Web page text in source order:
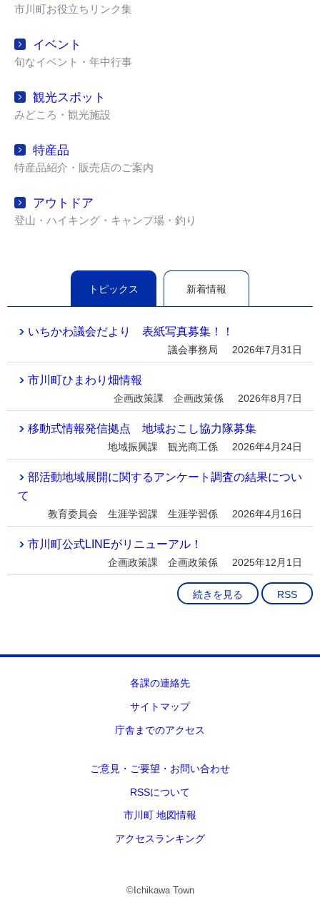
市川町お役立ちリンク集
イベント
旬なイベント・年中行事
観光スポット
みどころ・観光施設
特産品
特産品紹介・販売店のご案内
アウトドア
登山・ハイキング・キャンプ場・釣り
トピックス 新着情報
いちかわ議会だより 表紙写真募集！！
議会事務局 2026年7月31日
市川町ひまわり畑情報
企画政策課 企画政策係 2026年8月7日
移動式情報発信拠点 地域おこし協力隊募集
地域振興課 観光商工係 2026年4月24日
部活動地域展開に関するアンケート調査の結果につい
て
教育委員会 生涯学習課 生涯学習係 2026年4月16日
市川町公式LINEがリニューアル！
企画政策課 企画政策係 2025年12月1日
続きを見る RSS
各課の連絡先
サイトマップ
庁舎までのアクセス
ご意見・ご要望・お問い合わせ
RSSについて
市川町 地図情報
アクセスランキング
©Ichikawa Town